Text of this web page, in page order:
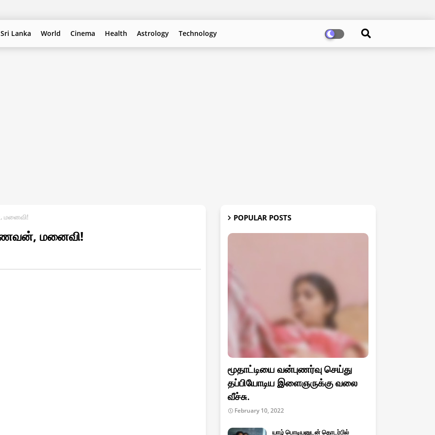
Sri Lanka World Cinema Health Astrology Technology
மனைவி!
கணவன், மனைவி!
POPULAR POSTS
மூதாட்டியை வன்புணர்வு செய்து
தப்பியோடிய இளைஞருக்கு வலை
வீச்சு.
February 10, 2022
யாழ் பொடியனுடன் தொடர்பில்